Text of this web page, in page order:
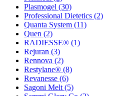
Plasmogel (30)
Professional Dietetics (2)
Quanta System (11)
Quen (2)
RADIESSE® (1)
Rejuran (3)
Rennova (2)
Restylane® (8)
Revanesse (6)
Sagoni Melt (5)